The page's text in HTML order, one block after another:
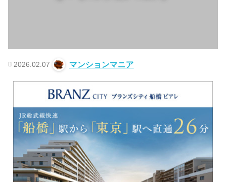
2026.02.07 マンションマニア